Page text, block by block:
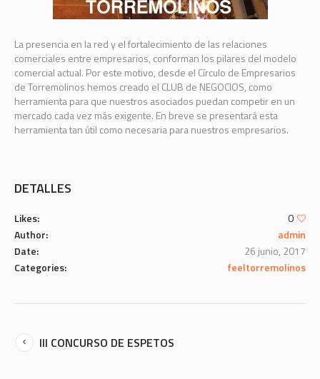
La presencia en la red y el fortalecimiento de las relaciones
comerciales entre empresarios, conforman los pilares del modelo
comercial actual. Por este motivo, desde el Círculo de Empresarios
de Torremolinos hemos creado el CLUB de NEGOCIOS, como
herramienta para que nuestros asociados puedan competir en un
mercado cada vez más exigente. En breve se presentará esta
herramienta tan útil como necesaria para nuestros empresarios.
DETALLES
Likes:
0
Author:
admin
Date:
26 junio, 2017
Categories:
feeltorremolinos
III CONCURSO DE ESPETOS